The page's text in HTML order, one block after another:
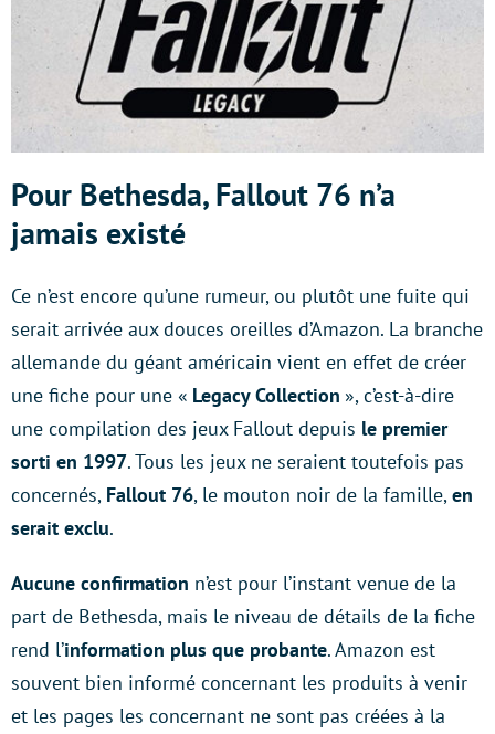
Pour Bethesda, Fallout 76 n’a
jamais existé
Ce n’est encore qu’une rumeur, ou plutôt une fuite qui
serait arrivée aux douces oreilles d’Amazon. La branche
allemande du géant américain vient en effet de créer
une fiche pour une « Legacy Collection », c’est-à-dire
une compilation des jeux Fallout depuis le premier
sorti en 1997. Tous les jeux ne seraient toutefois pas
concernés, Fallout 76, le mouton noir de la famille,en
serait exclu.
Aucune confirmation n’est pour l’instant venue de la
part de Bethesda, mais le niveau de détails de la fiche
rend l’information plus que probante. Amazon est
souvent bien informé concernant les produits à venir
et les pages les concernant ne sont pas créées à la